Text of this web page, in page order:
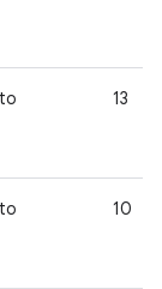
13
10